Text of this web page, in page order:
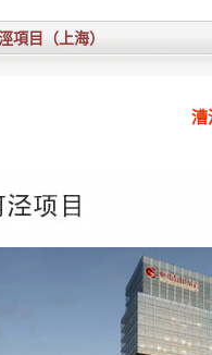
項目（上海）
漕